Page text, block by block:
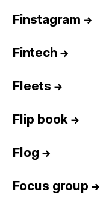
Finstagram →
Fintech →
Fleets →
Flip book →
Flog →
Focus group →